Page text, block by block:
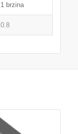
1 brzina
0.8